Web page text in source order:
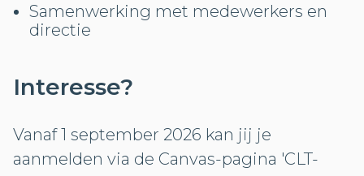
Samenwerking met medewerkers en
directie
Interesse?
Vanaf 1 september 2026 kan jij je
aanmelden via de Canvas-pagina 'CLT-